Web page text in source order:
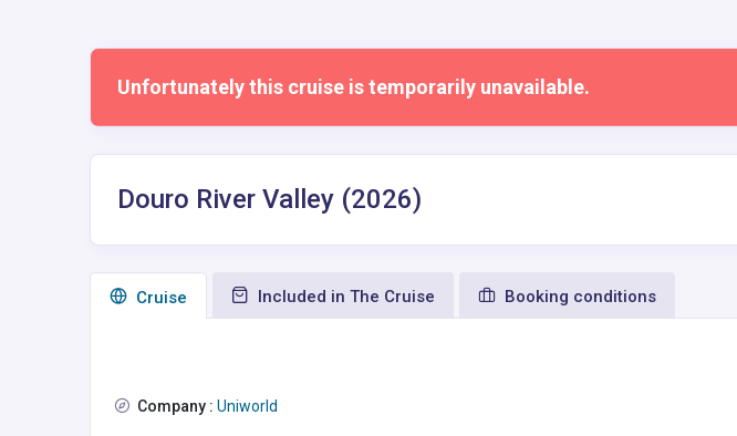
Unfortunately this cruise is temporarily unavailable.
Douro River Valley (2026)
Сruise Included in The Cruise Booking conditions
Company : Uniworld